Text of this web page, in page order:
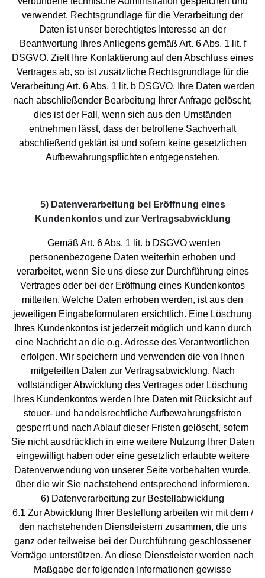
verwendet. Rechtsgrundlage für die Verarbeitung der
Daten ist unser berechtigtes Interesse an der
Beantwortung Ihres Anliegens gemäß Art. 6 Abs. 1 lit. f
DSGVO. Zielt Ihre Kontaktierung auf den Abschluss eines
Vertrages ab, so ist zusätzliche Rechtsgrundlage für die
Verarbeitung Art. 6 Abs. 1 lit. b DSGVO. Ihre Daten werden
nach abschließender Bearbeitung Ihrer Anfrage gelöscht,
dies ist der Fall, wenn sich aus den Umständen
entnehmen lässt, dass der betroffene Sachverhalt
abschließend geklärt ist und sofern keine gesetzlichen
Aufbewahrungspflichten entgegenstehen.
5) Datenverarbeitung bei Eröffnung eines
Kundenkontos und zur Vertragsabwicklung
Gemäß Art. 6 Abs. 1 lit. b DSGVO werden
personenbezogene Daten weiterhin erhoben und
verarbeitet, wenn Sie uns diese zur Durchführung eines
Vertrages oder bei der Eröffnung eines Kundenkontos
mitteilen. Welche Daten erhoben werden, ist aus den
jeweiligen Eingabeformularen ersichtlich. Eine Löschung
Ihres Kundenkontos ist jederzeit möglich und kann durch
eine Nachricht an die o.g. Adresse des Verantwortlichen
erfolgen. Wir speichern und verwenden die von Ihnen
mitgeteilten Daten zur Vertragsabwicklung. Nach
vollständiger Abwicklung des Vertrages oder Löschung
Ihres Kundenkontos werden Ihre Daten mit Rücksicht auf
steuer- und handelsrechtliche Aufbewahrungsfristen
gesperrt und nach Ablauf dieser Fristen gelöscht, sofern
Sie nicht ausdrücklich in eine weitere Nutzung Ihrer Daten
eingewilligt haben oder eine gesetzlich erlaubte weitere
Datenverwendung von unserer Seite vorbehalten wurde,
über die wir Sie nachstehend entsprechend informieren.
6) Datenverarbeitung zur Bestellabwicklung
6.1 Zur Abwicklung Ihrer Bestellung arbeiten wir mit dem /
den nachstehenden Dienstleistern zusammen, die uns
ganz oder teilweise bei der Durchführung geschlossener
Verträge unterstützen. An diese Dienstleister werden nach
Maßgabe der folgenden Informationen gewisse